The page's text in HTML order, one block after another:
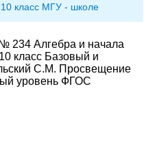
класс МГУ - школе
234 Алгебра и начала
класс Базовый и
С.М. Просвещение
уровень ФГОС